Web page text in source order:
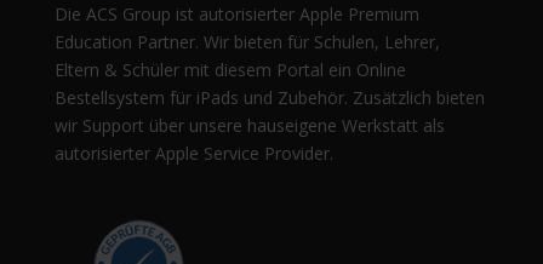
Die ACS Group ist autorisierter Apple Premium
Education Partner. Wir bieten für Schulen, Lehrer,
Eltern & Schüler mit diesem Portal ein Online
Bestellsystem für iPads und Zubehör. Zusätzlich bieten
wir Support über unsere hauseigene Werkstatt als
autorisierter Apple Service Provider.